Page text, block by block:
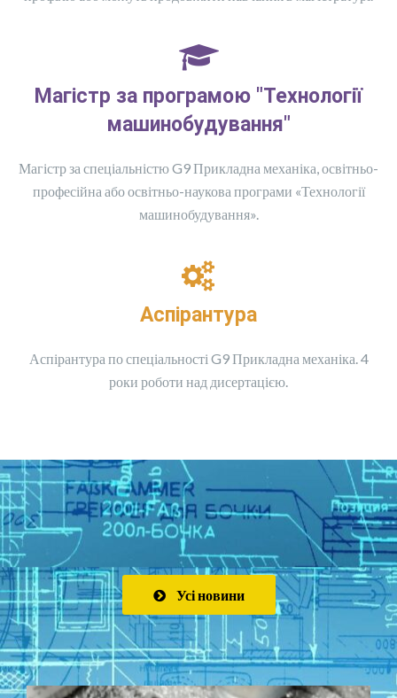
Магістр за програмою "Технології
машинобудування"
Магістр за спеціальністю G9 Прикладна механіка, освітньо-
професійна або освітньо-наукова програми «Технології
машинобудування».
Аспірантура
Аспірантура по спеціальності G9 Прикладна механіка. 4
роки роботи над дисертацією.
Усі новини